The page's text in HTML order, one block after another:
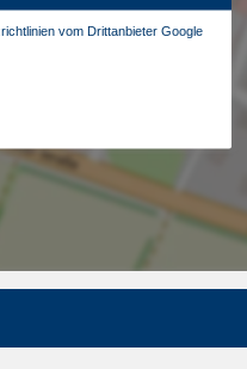
vom Drittanbieter Google